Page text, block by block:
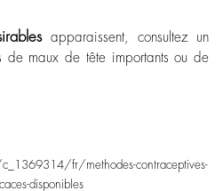
apparaissent, consultez un
de maux de tête importants ou de
fr/methodes-contraceptives-
disponibles